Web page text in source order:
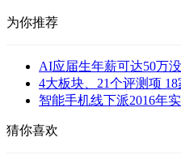
为你推荐
AI应届生年薪可达50万
4大板块、21个评测项
智能手机线下派2016年
猜你喜欢